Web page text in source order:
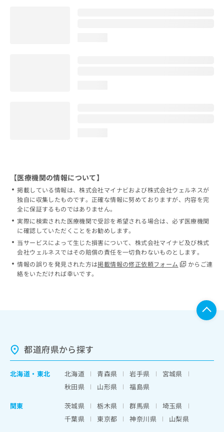
【医療機関の情報について】
掲載している情報は、株式会社マイナビおよび株式会社ウェルネスが
独自に収集したものです。正確な情報に努めておりますが、内容を完
全に保証するものではありません。
実際に検索された医療機関で受診を希望される場合は、必ず医療機関
に確認していただくことをお勧めします。
当サービスによって生じた損害について、株式会社マイナビ及び株式
会社ウェルネスではその賠償の責任を一切負わないものとします。
情報の誤りを発見された方は掲載情報の修正依頼フォーム
からご連
絡をいただければ幸いです。
都道府県から探す
北海道 ・ 東北 北海道 青森県 岩手県
宮城県
秋田県
山形県
福島県
関東
茨城県 栃木県 群馬県
埼玉県
千葉県
東京都 神奈川県
山梨県